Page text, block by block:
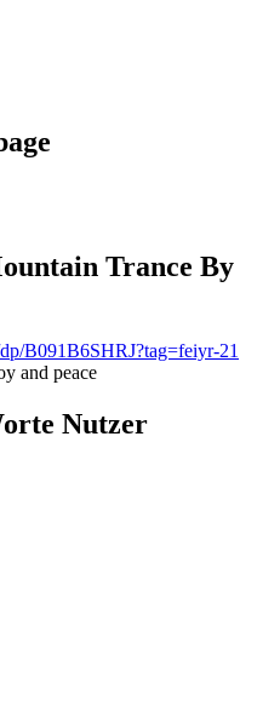
Trance By
and peace
Nutzer